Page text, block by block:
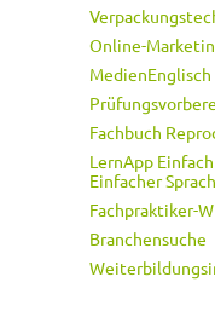
Online-
MedienEnglisch
Fachbuch
LernApp
Einfacher
Fachpraktiker-
Branchensuche